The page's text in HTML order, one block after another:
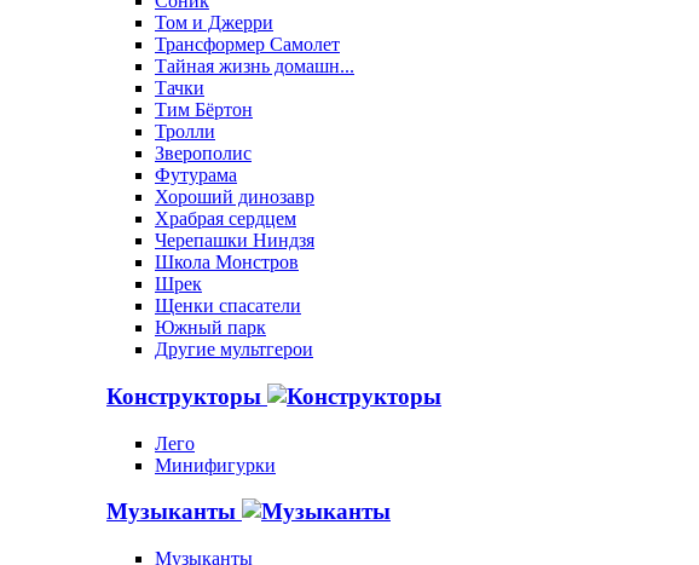
Том и Джерри
Трансформер Самолет
Тайная жизнь домашн...
Тачки
Тим Бёртон
Тролли
Зверополис
Футурама
Хороший динозавр
Храбрая сердцем
Черепашки Ниндзя
Школа Монстров
Шрек
Щенки спасатели
Южный парк
Другие мультгерои
Конструкторы
Лего
Минифигурки
Музыканты
Музыканты